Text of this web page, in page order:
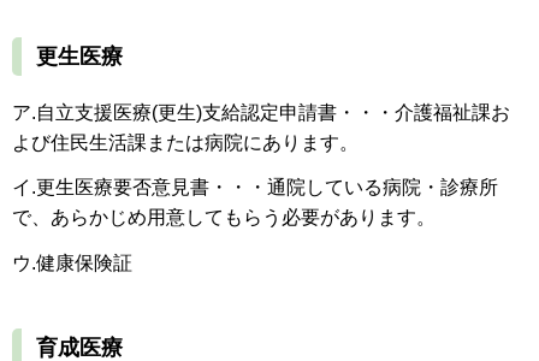
更生医療
ア.自立支援医療(更生)支給認定申請書・・・介護福祉課お
よび住民生活課または病院にあります。
イ.更生医療要否意見書・・・通院している病院・診療所
で、あらかじめ用意してもらう必要があります。
ウ.健康保険証
育成医療